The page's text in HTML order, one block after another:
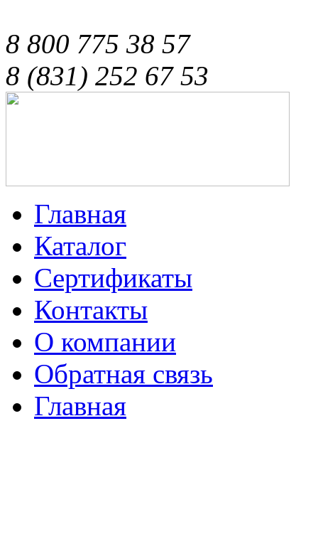
8 800 775 38 57
8 (831) 252 67 53
Главная
Каталог
Сертификаты
Контакты
О компании
Обратная связь
Главная